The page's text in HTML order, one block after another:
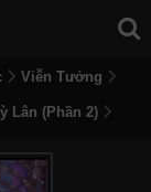
Viễn Tưởng
Lân (Phần 2)